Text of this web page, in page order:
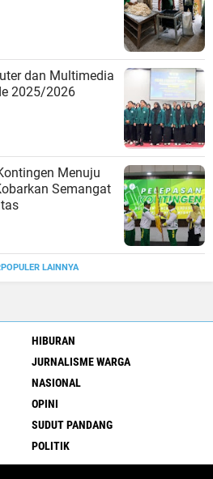
dan Multimedia
Menuju
Semangat
LAINNYA
HIBURAN
JURNALISME WARGA
NASIONAL
OPINI
SUDUT PANDANG
POLITIK